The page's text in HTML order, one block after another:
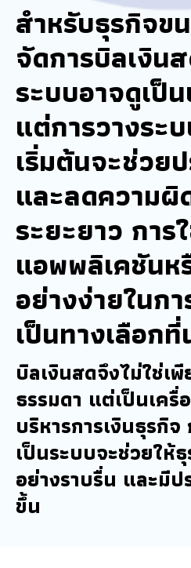
สำหรับธุรกิจข
จัดการบิลเงิน
ระบบอาจดูเป็
แต่การวางระ
เริ่มต้นจะช่วย
และลดความผิ
ระยะยาว การ
แอพพลิเคชันห
อย่างง่ายในก
เป็นทางเลือก
บิลเงินสดจึงไม่ใช่เ
ธรรมดา แต่เป็นเค
บริหารการเงินธุรกิ
เป็นระบบจะช่วยให้
อย่างราบรื่น และมี
ขึ้น